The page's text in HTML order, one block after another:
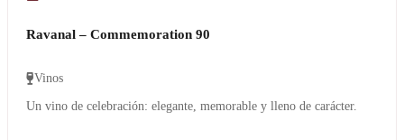
Ravanal – Commemoration 90
Vinos
Un vino de celebración: elegante, memorable y lleno de carácter.